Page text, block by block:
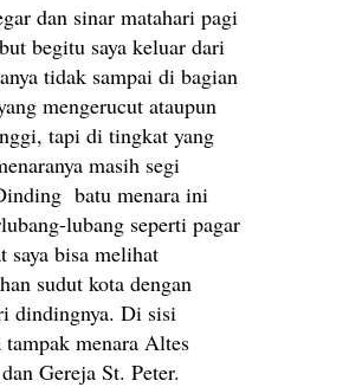
dan sinar matahari pagi
begitu saya keluar dari
tidak sampai di bagian
mengerucut ataupun
tapi di tingkat yang
masih segi
batu menara ini
lubang seperti pagar
saya bisa melihat
sudut kota dengan
dindingnya. Di sisi
tampak menara Altes
Gereja St. Peter.